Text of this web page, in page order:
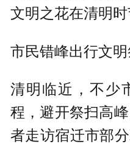
文明之花在清明时
市民错峰出行文明
清明临近，不少
程，避开祭扫高
者走访宿迁市部